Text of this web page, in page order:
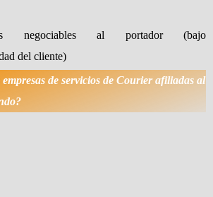
negociables al portador (bajo
del cliente)
de servicios de Courier afiliadas al